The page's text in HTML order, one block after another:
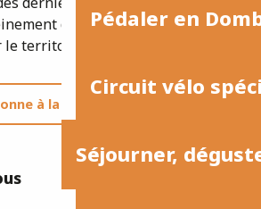
Pédaler en
Circuit vélo
Séjourner,
de votre séjour ou
territoire.
à la newsletter